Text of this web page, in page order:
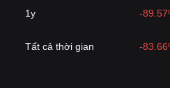
1y -
‌Tất cả thời gian -